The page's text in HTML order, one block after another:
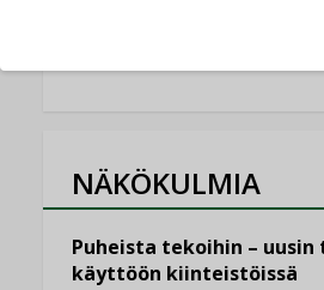
NÄKÖKULMIA
Puheista tekoihin –
käyttöön kiinteistöissä